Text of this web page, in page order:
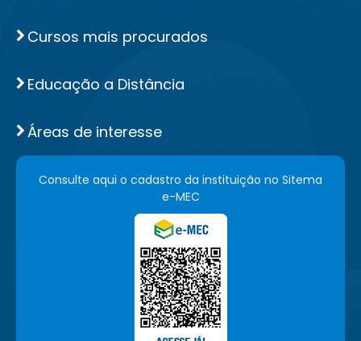
Cursos mais procurados
Educação a Distância
Áreas de interesse
Consulte aqui o cadastro da instituição no Sitema
e-MEC